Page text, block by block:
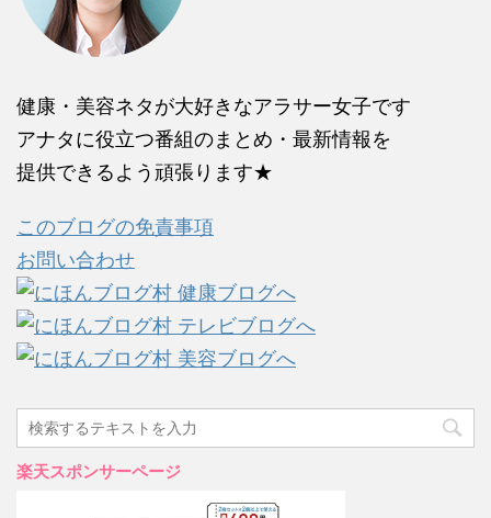
健康・美容ネタが大好きなアラサー女子です
アナタに役立つ番組のまとめ・最新情報を
提供できるよう頑張ります★
このブログの免責事項
お問い合わせ
楽天スポンサーページ